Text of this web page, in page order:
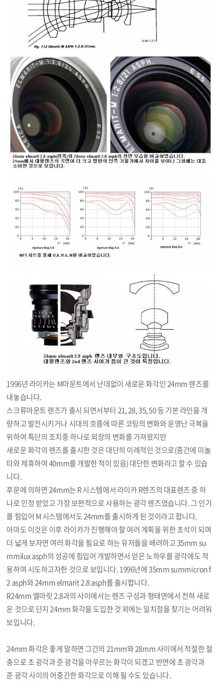
1996년 라이카는 M마운트에서 난데없이 새로운 화각인 24mm 렌즈를
내놓습니다.
스크류마운트 렌즈가 출시 되면서부터 21, 28, 35, 50 등 기본 라인을 개
량하고 발전시키거나 시대의 흐름에 따른 코팅의 변화와 운영난 극복을
위하여 특단의 조치중 하나로 외장의 변화를 가져왔지만
새로운 화각의 렌즈를 출시한 것은 대단히 이례적인 것으로(중간에 미놀
타와 제휴하여 40mm를 개발한 적이 있음) 대단한 변화라고 할 수 있습
니다.
후문에 의하면 24mm는 R 시스템에서 라이카 R렌즈의 대표렌즈 중 하
나로 인정 받았고 가장 보편적으로 사용하는 광각 렌즈였습니다. 그 인기
를 힘입어 M 시스템에서도 24mm를 출시하게 된 것이라고 합니다.
아마도 이것은 이후 라이카가 진행해야 할 여러 계획을 위한 초석이 되며
더 넓게 보자면 여러 화각을 필요로 하는 유저들을 배려하고 35mm su
mmilux asph의 성공에 힘입어 개발하면서 얻은 노하우를 광각에도 적
용하여 시도하고자한 것으로 보입니다. 1996년에 35mm summicron f
2 asph와 24mm elmarit 2.8 asph를 출시합니다.
R24mm 엘마릿 2.8과의 사이에서는 렌즈 구성과 형태면에서 전혀 새로
운 것으로 단지 24mm 화각을 도입한 것 외에는 일치점을 찾기는 어려워
보입니다.
24mm 화각은 좋게 말하면 그간의 21mm와 28mm 사이에서 적절한 절
충으로 초 광각과 준 광각을 아우르는 화각이 되겠고 반면에 초 광각과
준 광각 사이의 어중간한 화각으로 이해 될 수도 있습니다.